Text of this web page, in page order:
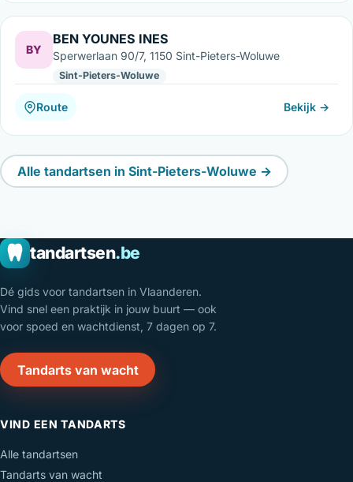
BY
BEN YOUNES INES
Sperwerlaan 90/7, 1150 Sint-Pieters-Woluwe
Sint-Pieters-Woluwe
Route Bekijk →
Alle tandartsen in Sint-Pieters-Woluwe →
tandartsen.be
Dé gids voor tandartsen in Vlaanderen.
Vind snel een praktijk in jouw buurt — ook
voor spoed en wachtdienst, 7 dagen op 7.
Tandarts van wacht
VIND EEN TANDARTS
Alle tandartsen
Tandarts van wacht